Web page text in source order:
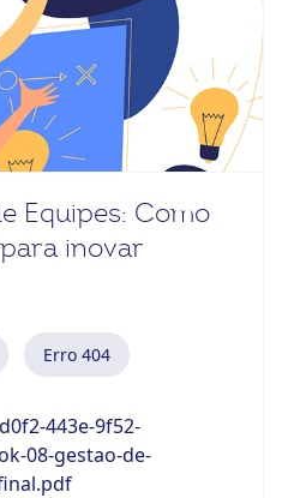
Equipes: Como
inovar
Erro 404
443e-9f52-
08-gestao-de-